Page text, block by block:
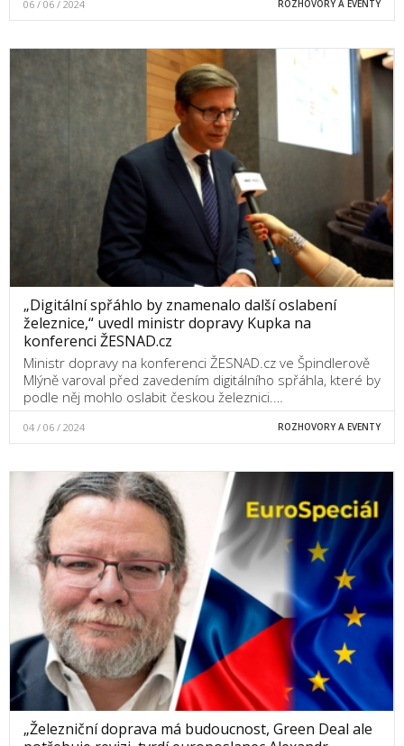
06 / 06 / 2024 ROZHOVORY A EVENTY
„Digitální spřáhlo by znamenalo další oslabení
železnice,“ uvedl ministr dopravy Kupka na
konferenci ŽESNAD.cz
Ministr dopravy na konferenci ŽESNAD.cz ve Špindlerově
Mlýně varoval před zavedením digitálního spřáhla, které by
podle něj mohlo oslabit českou železnici.…
04 / 06 / 2024 ROZHOVORY A EVENTY
„Železniční doprava má budoucnost, Green Deal ale